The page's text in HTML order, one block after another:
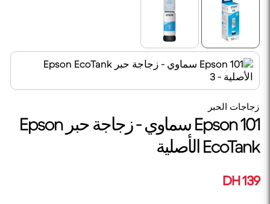
زجاجات الحبر
Epson 101 سماوي - زجاجة حبر Epson
EcoTank الأصلية
139 DH